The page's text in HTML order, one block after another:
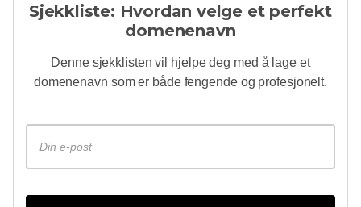
Sjekkliste: Hvordan velge et perfekt
domenenavn
Denne sjekklisten vil hjelpe deg med å lage et
domenenavn som er både fengende og profesjonelt.